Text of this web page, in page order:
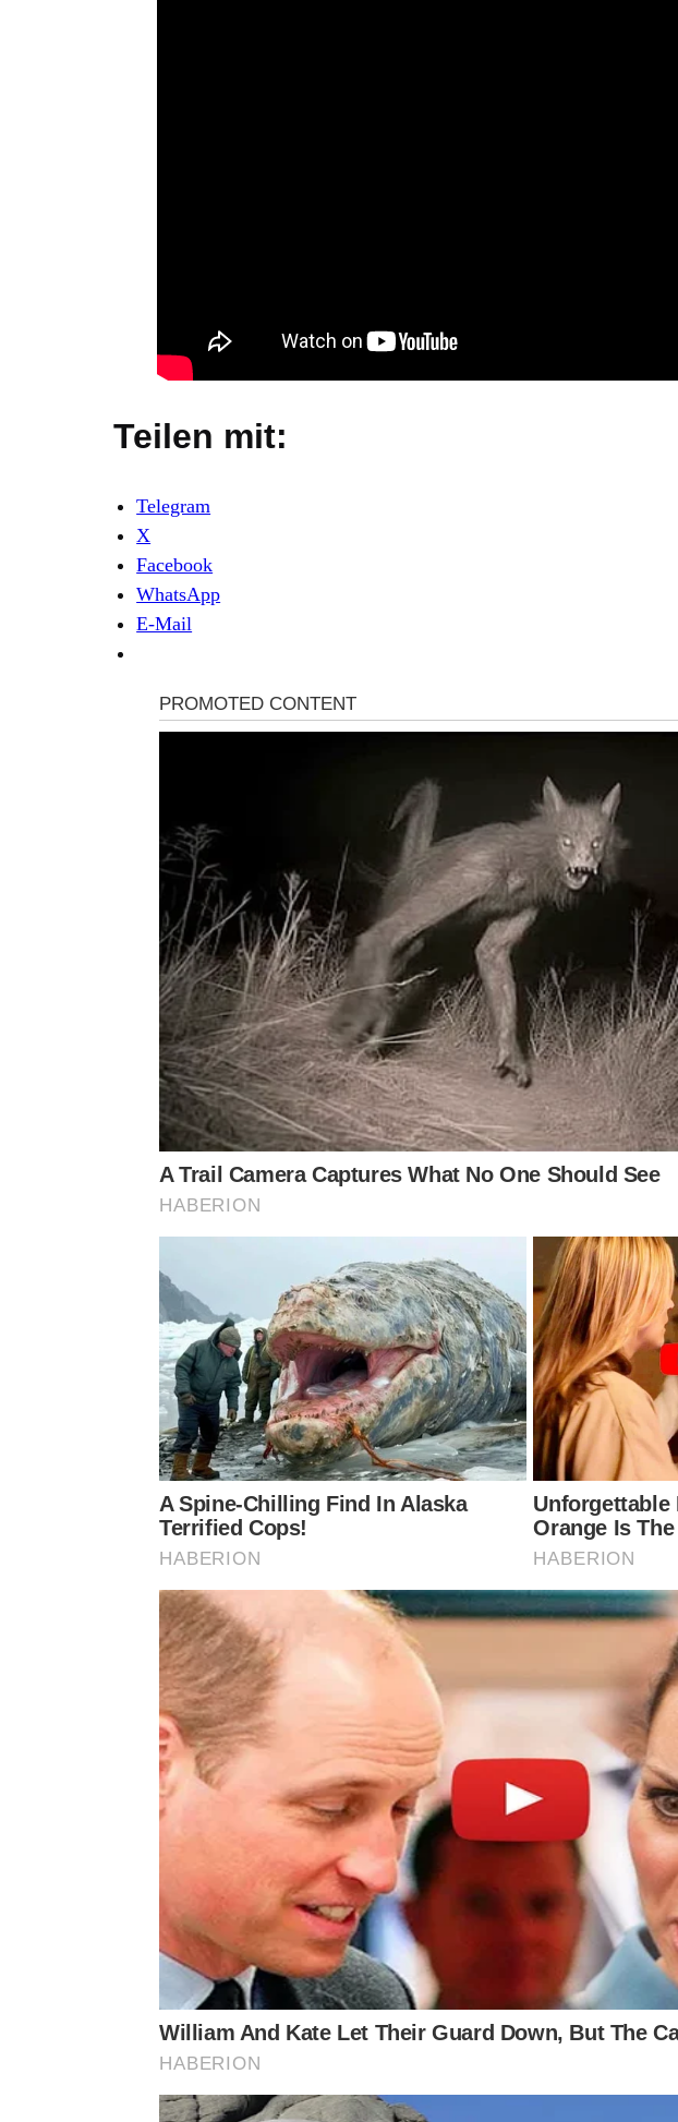
Teilen mit:
Telegram
X
Facebook
WhatsApp
E-Mail